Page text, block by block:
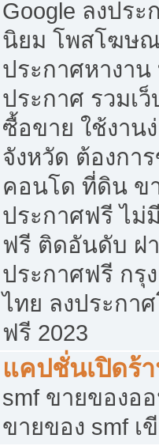
Google ลงปร
นิยม โพสโฆษ
ประกาศหางาน
ประกาศ รวมเ
ซื้อขาย ใช้งาน
จังหวัด ต้องกา
คอนโด ที่ดิน ข
ประกาศฟรี ไม่
ฟรี ติดอันดับ ฝ
ประกาศฟรี กรุ
ไทย ลงประกา
ฟรี 2023
แคปชั่นเปิดร้
smf ขายของอ
ขายของ smf เ